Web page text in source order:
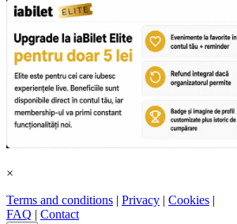
×
Terms and conditions | Privacy | Cookies |
FAQ | Contact